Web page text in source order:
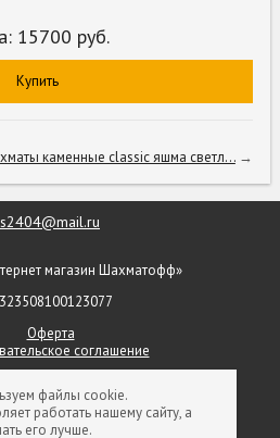
15700 руб.
Купить
каменные classic яшма светл...→
магазин Шахматофф»
Оферта
соглашение
552-09-79
файлы cookie.
работать нашему сайту, а
его лучше.